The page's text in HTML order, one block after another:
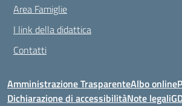
Area Famiglie
I link della didattica
Contatti
Amministrazione TrasparenteAlbo online
Dichiarazione di accessibilitàNote legali